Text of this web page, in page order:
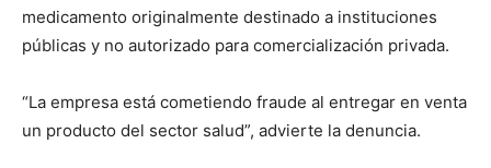
medicamento originalmente destinado a instituciones
públicas y no autorizado para comercialización privada.
“La empresa está cometiendo fraude al entregar en venta
un producto del sector salud”, advierte la denuncia.